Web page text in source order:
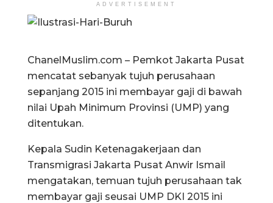
ADVERTISEMENT
ChanelMuslim.com – Pemkot Jakarta Pusat
mencatat sebanyak tujuh perusahaan
sepanjang 2015 ini membayar gaji di bawah
nilai Upah Minimum Provinsi (UMP) yang
ditentukan.
Kepala Sudin Ketenagakerjaan dan
Transmigrasi Jakarta Pusat Anwir Ismail
mengatakan, temuan tujuh perusahaan tak
membayar gaji seusai UMP DKI 2015 ini